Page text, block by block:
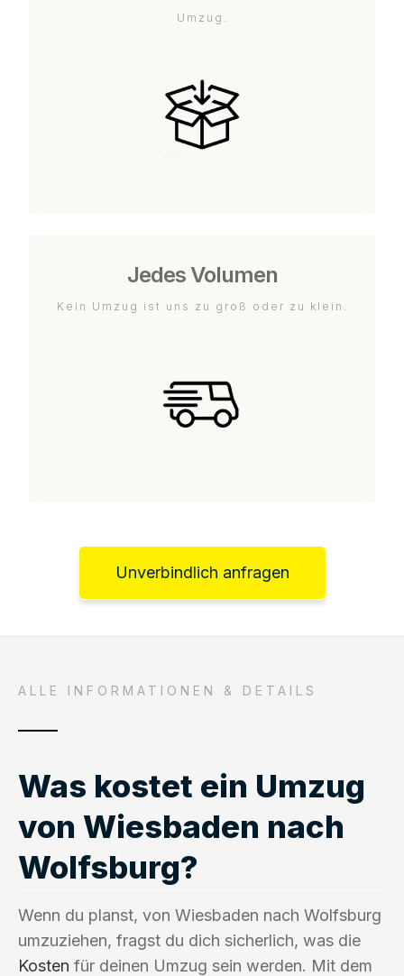
Umzug.
Jedes Volumen
Kein Umzug ist uns zu groß oder zu klein.
Unverbindlich anfragen
ALLE INFORMATIONEN & DETAILS
Was kostet ein Umzug
von Wiesbaden nach
Wolfsburg?
Wenn du planst, von Wiesbaden nach Wolfsburg
umzuziehen, fragst du dich sicherlich, was die
Kosten für deinen Umzug sein werden. Mit dem